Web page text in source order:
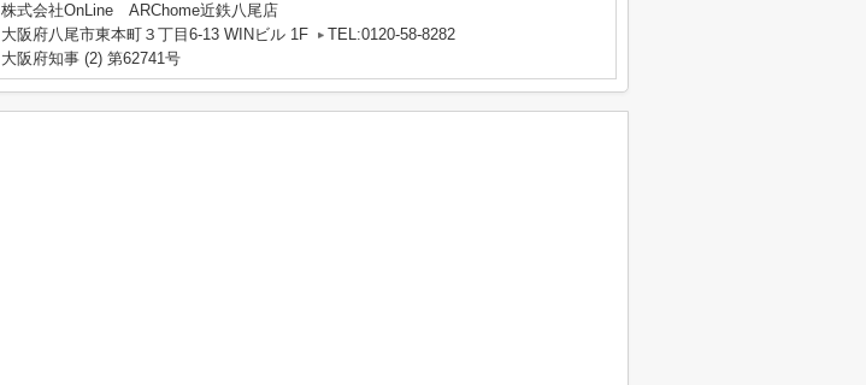
株式会社OnLine ARChome近鉄八尾店
大阪府八尾市東本町３丁目6-13 WINビル 1F
TEL:0120-58-8282
大阪府知事 (2) 第62741号